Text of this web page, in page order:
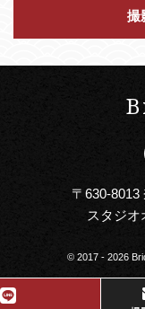
撮
〒630-
スタジ
© 2017 - 2026